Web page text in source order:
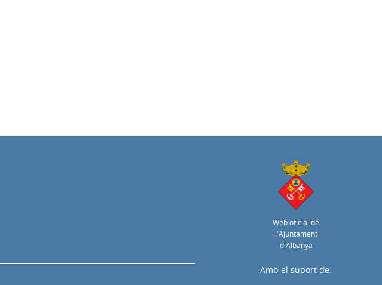
Web oficial de
l'Ajuntament
d'Albanyà
Amb el suport de: